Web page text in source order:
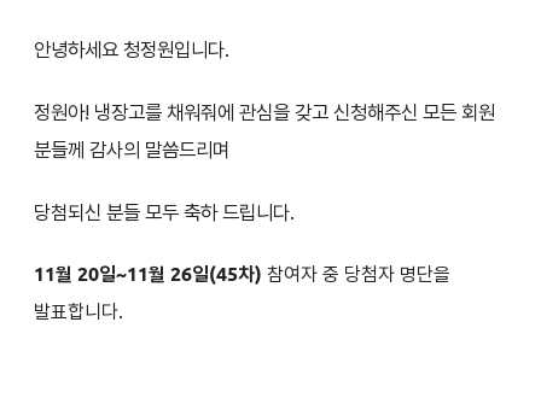
안녕하세요 청정원입니다.
정원아! 냉장고를 채워줘에 관심을 갖고 신청해주신 모든 회원
분들께 감사의 말씀드리며
당첨되신 분들 모두 축하 드립니다.
11월 20일~11월 26일(45차) 참여자 중 당첨자 명단을
발표합니다.